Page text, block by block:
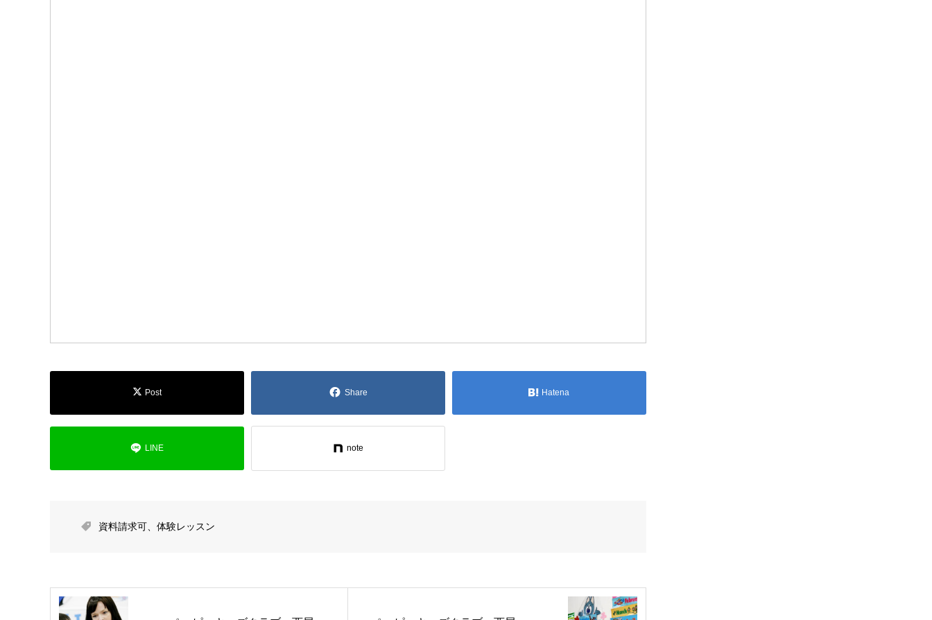
Post Share Hatena
LINE note
資料請求可 体験レッスン